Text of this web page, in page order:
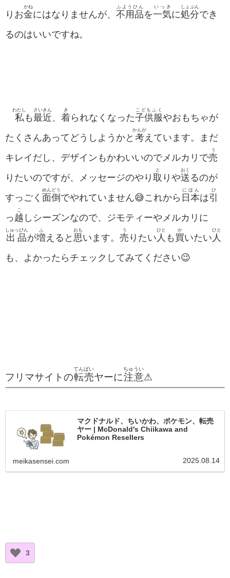
りお金
かね
にはなりませんが、 不用品
ふようひん
を一気
いっき
に処分
しょぶん
でき
るのはいいですね。
私
わたし
も最近
さいきん
、 着
き
られなくなった子供服
こどもふく
やおもちゃが
たくさんあってどうしようかと 考
かんが
えています。まだ
キレイだし、デザインもかわいいのでメルカリで売
う
りたいのですが、メッセージのやり 取
と
りや送
おく
るのが
すっごく 面倒
めんどう
でやれていません😅これから 日本
にほん
は引
ひ
っ越
こ
しシーズンなので、ジモティーやメルカリに
出品
しゅっぴん
が増
ふ
えると 思
おも
います。 売
う
りたい 人
ひと
も 買
か
いたい 人
ひと
も、よかったらチェックしてみてください😉
フリマサイトの転売
てんばい
ヤーに注意
ちゅうい
⚠
マクドナルド、ちいかわ、ポケモン、転売
ヤー | McDonald's Chiikawa and
Pokémon Resellers
meikasensei.com 2025.08.14
3